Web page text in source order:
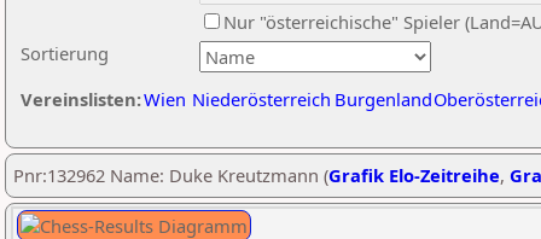
Sortierung
Nur "österreichische" Spieler
Vereinslisten:Wien Niederösterreich Burgenland
Pnr:132962 Name: Duke Kreutzmann (Grafik Elo-Zeitreihe,